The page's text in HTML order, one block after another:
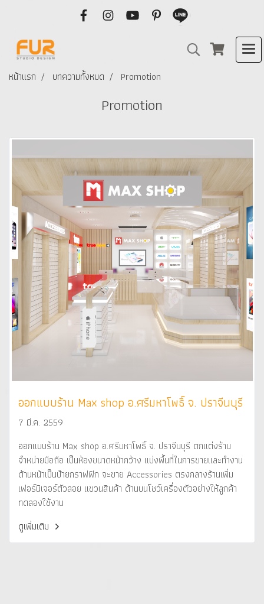
หน้าแรก บทความทั้งหมด Promotion
Promotion
ออกแบบร้าน Max shop อ.ศรีมหาโพธิ์ จ. ปราจีนบุรี
7 มี.ค. 2559
ออกแบบร้าน Max shop อ.ศรีมหาโพธิ์ จ. ปราจีนบุรี ตกแต่งร้าน
จำหน่ายมือถือ เป็นห้องขนาดหน้ากว้าง แบ่งพื้นที่ในการขายและทำงาน
ด้านหน้าเป็นป้ายกราฟฟิก จะขาย Accessories ตรงกลางร้านเพิ่ม
เฟอร์นิเจอร์ตัวลอย แขวนสินค้า ด้านบนโชว์เครื่องตัวอย่างให้ลูกค้า
ทดลองใช้งาน
ดูเพิ่มเติม